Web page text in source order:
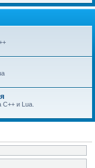
и Lua.